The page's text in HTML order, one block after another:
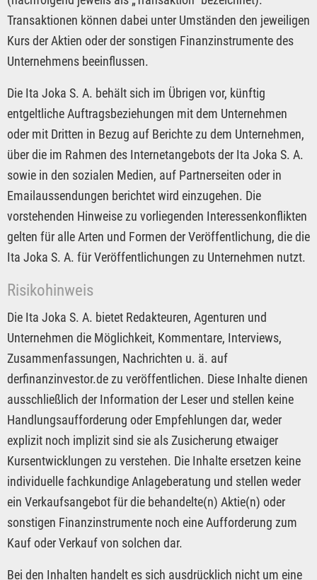
Transaktionen können dabei unter Umständen den jeweiligen
Kurs der Aktien oder der sonstigen Finanzinstrumente des
Unternehmens beeinflussen.
Die Ita Joka S. A. behält sich im Übrigen vor, künftig
entgeltliche Auftragsbeziehungen mit dem Unternehmen
oder mit Dritten in Bezug auf Berichte zu dem Unternehmen,
über die im Rahmen des Internetangebots der Ita Joka S. A.
sowie in den sozialen Medien, auf Partnerseiten oder in
Emailaussendungen berichtet wird einzugehen. Die
vorstehenden Hinweise zu vorliegenden Interessenkonflikten
gelten für alle Arten und Formen der Veröffentlichung, die die
Ita Joka S. A. für Veröffentlichungen zu Unternehmen nutzt.
Risikohinweis
Die Ita Joka S. A. bietet Redakteuren, Agenturen und
Unternehmen die Möglichkeit, Kommentare, Interviews,
Zusammenfassungen, Nachrichten u. ä. auf
derfinanzinvestor.de zu veröffentlichen. Diese Inhalte dienen
ausschließlich der Information der Leser und stellen keine
Handlungsaufforderung oder Empfehlungen dar, weder
explizit noch implizit sind sie als Zusicherung etwaiger
Kursentwicklungen zu verstehen. Die Inhalte ersetzen keine
individuelle fachkundige Anlageberatung und stellen weder
ein Verkaufsangebot für die behandelte(n) Aktie(n) oder
sonstigen Finanzinstrumente noch eine Aufforderung zum
Kauf oder Verkauf von solchen dar.
Bei den Inhalten handelt es sich ausdrücklich nicht um eine